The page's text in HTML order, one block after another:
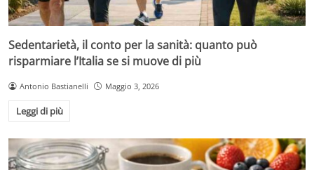
Sedentarietà, il conto per la sanità: quanto può
risparmiare l’Italia se si muove di più
Antonio Bastianelli Maggio 3, 2026
Leggi di più